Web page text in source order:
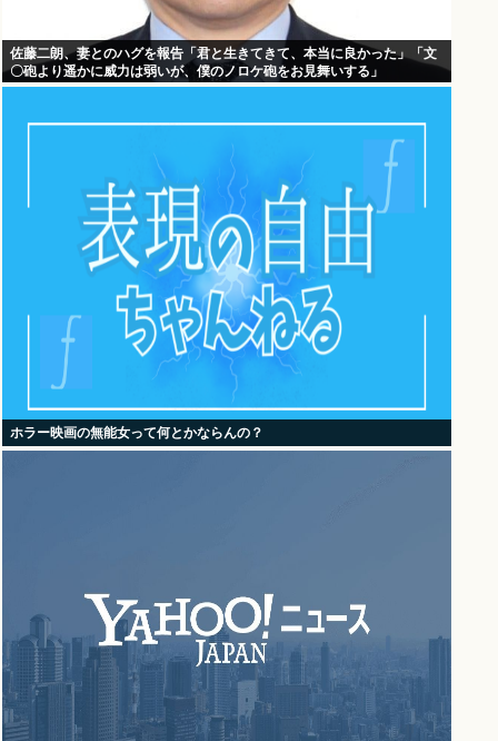
佐藤二朗、妻とのハグを報告「君と生きてきて、本当に良かった」「文
〇砲より遥かに威力は弱いが、僕のノロケ砲をお見舞いする」
ホラー映画の無能女って何とかならんの？